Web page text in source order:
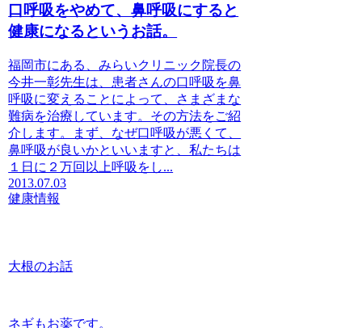
口呼吸をやめて、鼻呼吸にすると
健康になるというお話。
福岡市にある、みらいクリニック院長の
今井一彰先生は、患者さんの口呼吸を鼻
呼吸に変えることによって、さまざまな
難病を治療しています。その方法をご紹
介します。まず、なぜ口呼吸が悪くて、
鼻呼吸が良いかといいますと、私たちは
１日に２万回以上呼吸をし...
2013.07.03
健康情報
大根のお話
ネギもお薬です。